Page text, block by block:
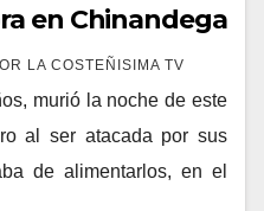
en Chinandega
LA COSTEÑISIMA TV
murió la noche de este
al ser atacada por sus
de alimentarlos, en el